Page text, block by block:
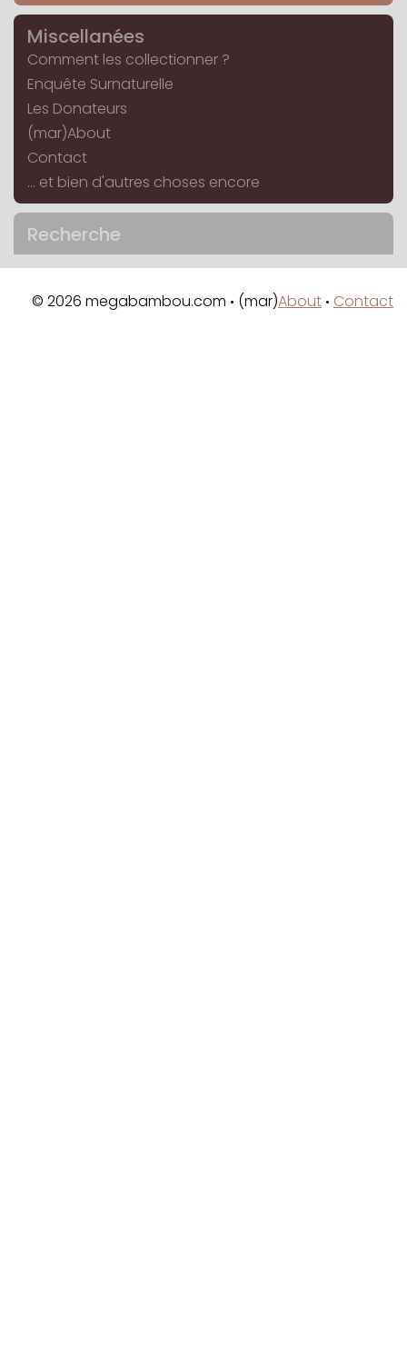
Miscellanées
Comment les collectionner ?
Enquête Surnaturelle
Les Donateurs
(mar)About
Contact
... et bien d'autres choses encore
Recherche
© 2026 megabambou.com • (mar)About • Contact